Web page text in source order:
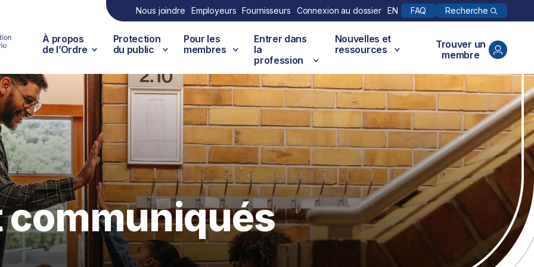
Nous joindre Employeurs Fournisseurs Connexion au dossier EN FAQ Recherche
À propos
de l’Ordre
Protection
du public
Pour les
membres
Entrer dans
la
profession
Nouvelles et
ressources
Trouver un
membre
communiqués